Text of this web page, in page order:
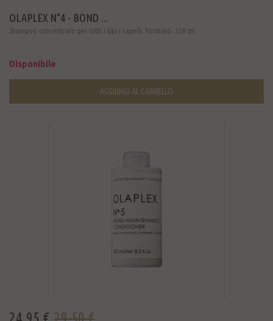
OLAPLEX N°4 - BOND ...
Shampoo concentrato per tutti i tipi i capelli. Formato: 250 ml
Disponibile
AGGIUNGI AL CARRELLO